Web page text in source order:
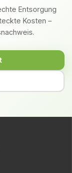
Entsorgung
Kosten –